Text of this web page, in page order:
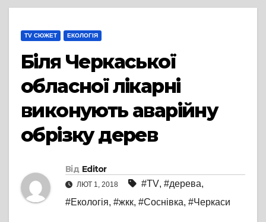
TV СЮЖЕТ ЕКОЛОГІЯ
Біля Черкаської
обласної лікарні
виконують аварійну
обрізку дерев
Від Editor
ЛЮТ 1, 2018 #TV, #дерева,
#Екологія, #жкк, #Соснівка, #Черкаси